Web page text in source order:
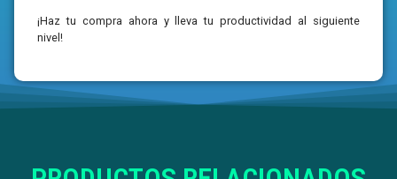
¡Haz tu compra ahora y lleva tu productividad al siguiente
nivel!